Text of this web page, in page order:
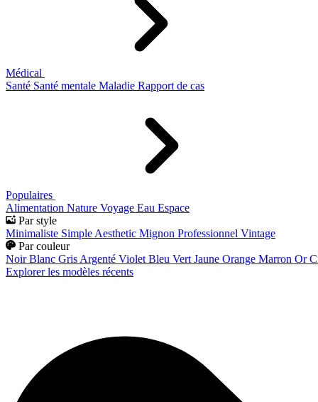
Médical
Santé Santé mentale Maladie Rapport de cas
Populaires
Alimentation Nature Voyage Eau Espace
Par style
Minimaliste Simple Aesthetic Mignon Professionnel Vintage
Par couleur
Noir Blanc Gris Argenté Violet Bleu Vert Jaune Orange Marron Or
Explorer les modèles récents